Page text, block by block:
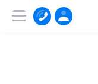
ثبت‌ نام | ورود